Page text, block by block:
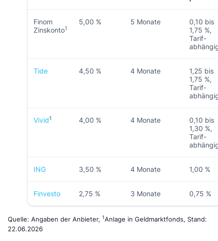
Finom
Zinskonto1
5,00 % 5 Monate
0,10 bis
1,75 %,
Tarif-
Tide 4,50 % 4 Monate
1,25 bis
1,75 %,
Tarif-
Vivid1 4,00 % 4 Monate
0,10 bis
1,30 %,
Tarif-
ING 3,50 % 4 Monate 1,00 %
Finvesto 2,75 % 3 Monate 0,75 %
Quelle: Angaben der Anbieter, 1Anlage in Geldmarktfonds, Stand:
22.06.2026